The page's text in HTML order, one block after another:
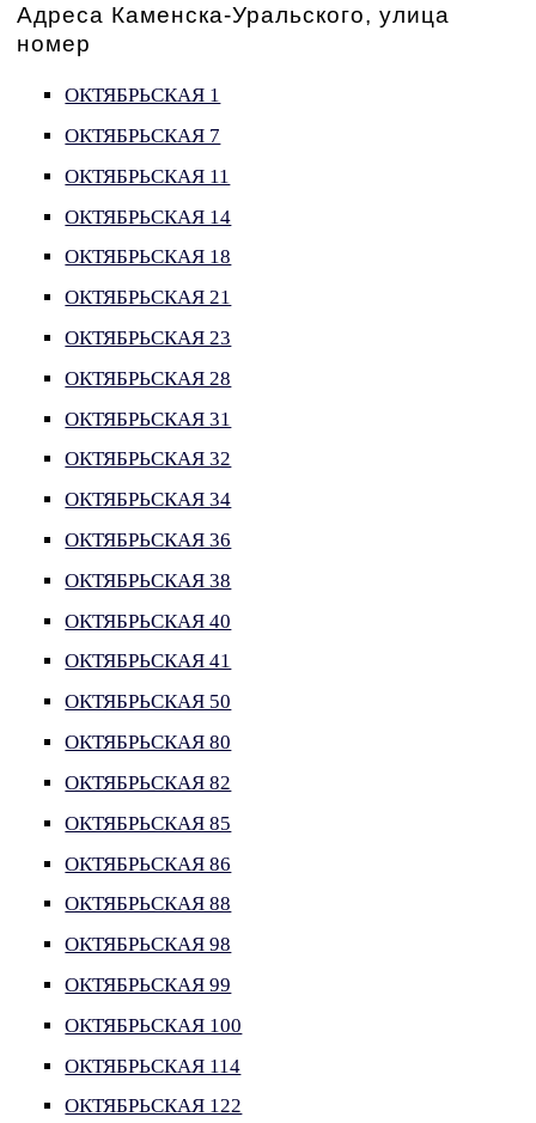
Адреса Каменска-Уральского, улица
номер
ОКТЯБРЬСКАЯ 1
ОКТЯБРЬСКАЯ 7
ОКТЯБРЬСКАЯ 11
ОКТЯБРЬСКАЯ 14
ОКТЯБРЬСКАЯ 18
ОКТЯБРЬСКАЯ 21
ОКТЯБРЬСКАЯ 23
ОКТЯБРЬСКАЯ 28
ОКТЯБРЬСКАЯ 31
ОКТЯБРЬСКАЯ 32
ОКТЯБРЬСКАЯ 34
ОКТЯБРЬСКАЯ 36
ОКТЯБРЬСКАЯ 38
ОКТЯБРЬСКАЯ 40
ОКТЯБРЬСКАЯ 41
ОКТЯБРЬСКАЯ 50
ОКТЯБРЬСКАЯ 80
ОКТЯБРЬСКАЯ 82
ОКТЯБРЬСКАЯ 85
ОКТЯБРЬСКАЯ 86
ОКТЯБРЬСКАЯ 88
ОКТЯБРЬСКАЯ 98
ОКТЯБРЬСКАЯ 99
ОКТЯБРЬСКАЯ 100
ОКТЯБРЬСКАЯ 114
ОКТЯБРЬСКАЯ 122